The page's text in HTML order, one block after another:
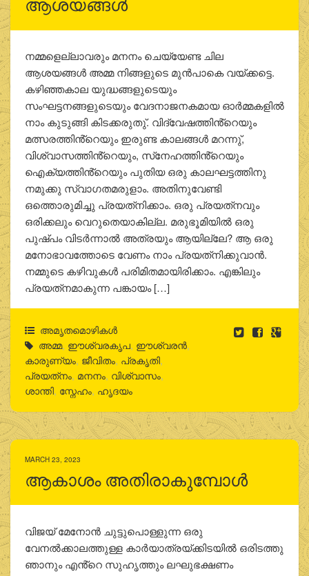
ആശയങ്ങൾ
നമ്മളെല്ലാവരും മനനം ചെയ്യേണ്ട ചില
ആശയങ്ങൾ അമ്മ നിങ്ങളുടെ മുൻപാകെ വയ്ക്കട്ടെ.
കഴിഞ്ഞകാല യുദ്ധങ്ങളുടെയും
സംഘട്ടനങ്ങളുടെയും വേദനാജനകമായ ഓർമ്മകളിൽ
നാം കുടുങ്ങി കിടക്കരുതു്. വിദ്വേഷത്തിൻ്റെയും
മത്സരത്തിൻ്റെയും ഇരുണ്ട കാലങ്ങൾ മറന്നു്,
വിശ്വാസത്തിൻ്റെയും, സ്‌നേഹത്തിൻ്റെയും
ഐക്യത്തിൻ്റെയും പുതിയ ഒരു കാലഘട്ടത്തിനു
നമുക്കു സ്വാഗതമരുളാം. അതിനുവേണ്ടി
ഒത്തൊരുമിച്ചു പ്രയത്‌നിക്കാം. ഒരു പ്രയത്‌നവും
ഒരിക്കലും വെറുതെയാകില്ല. മരുഭൂമിയിൽ ഒരു
പുഷ്പം വിടർന്നാൽ അത്രയും ആയില്ലേ? ആ ഒരു
മനോഭാവത്തോടെ വേണം നാം പ്രയത്‌നിക്കുവാൻ.
നമ്മുടെ കഴിവുകൾ പരിമിതമായിരിക്കാം. എങ്കിലും
പ്രയത്‌നമാകുന്ന പങ്കായം […]
അമൃതമൊഴികള്‍
അമ്മ, ഈശ്വരകൃപ, ഈശ്വരന്‍,
കാരുണ്യം, ജീവിതം, പ്രകൃതി,
പ്രയത്‌നം, മനനം, വിശ്വാസം,
ശാന്തി, സ്നേഹം, ഹൃദയം
MARCH 23, 2023
ആകാശം അതിരാകുമ്പോള്‍
വിജയ് മേനോന്‍ ചുട്ടുപൊള്ളുന്ന ഒരു
വേനല്‍ക്കാലത്തുള്ള കാര്‍യാത്രയ്ക്കിടയില്‍ ഒരിടത്തു
ഞാനും എൻ്റെ സുഹൃത്തും ലഘുഭക്ഷണം